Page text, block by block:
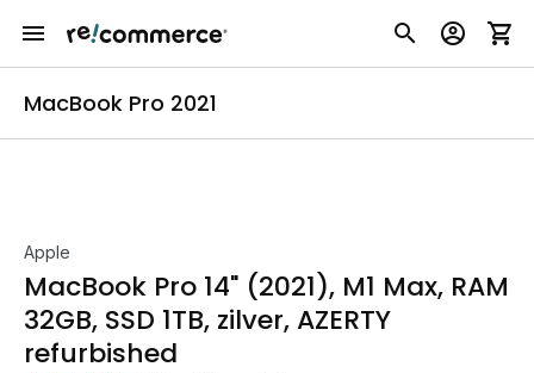
MacBook Pro 2021
Apple
MacBook Pro 14" (2021), M1 Max, RAM
32GB, SSD 1TB, zilver, AZERTY
refurbished